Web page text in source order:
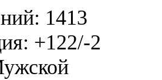
1413
+122/-2